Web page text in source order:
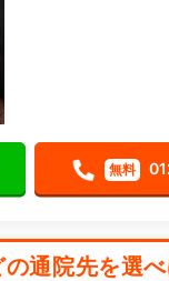
無料
の通院先を選